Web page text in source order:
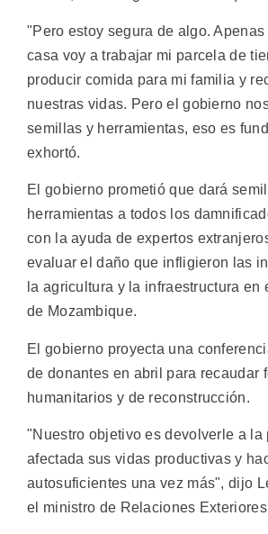
"Pero estoy segura de algo.
casa voy a trabajar mi parcela de
producir comida para mi familia y
nuestras vidas. Pero el gobierno
semillas y herramientas, eso es
exhortó.
El gobierno prometió que dará
herramientas a todos los
con la ayuda de expertos
evaluar el daño que infligieron las
la agricultura y la infraestructura en
de Mozambique.
El gobierno proyecta una
de donantes en abril para recaudar
humanitarios y de reconstrucción.
"Nuestro objetivo es devolverle a la
afectada sus vidas productivas y
autosuficientes una vez más", dijo
el ministro de Relaciones